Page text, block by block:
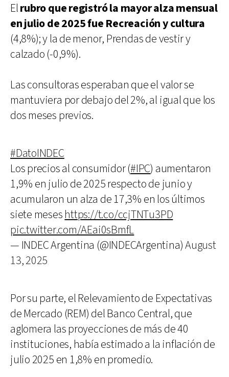
Elrubro que registró la mayor alza mensual
en julio de 2025 fue Recreación y cultura
(4,8%); y la de menor, Prendas de vestir y
calzado (-0,9%).
Las consultoras esperaban que el valor se
mantuviera por debajo del 2%, al igual que los
dos meses previos.
#DatoINDEC
Los precios al consumidor (#IPC) aumentaron
1,9% en julio de 2025 respecto de junio y
acumularon un alza de 17,3% en los últimos
siete meses https://t.co/ccjTNTu3PD
pic.twitter.com/AEai0sBmfL
— INDEC Argentina (@INDECArgentina)August
13, 2025
Por su parte, el Relevamiento de Expectativas
de Mercado (REM) del Banco Central, que
aglomera las proyecciones de más de 40
instituciones, había estimado a la inflación de
julio 2025 en 1,8% en promedio.